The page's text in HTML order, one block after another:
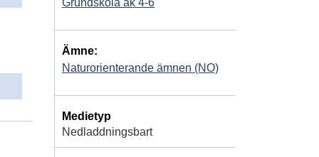
Ämne:
Naturorienterande ämnen (NO)
Medietyp
Nedladdningsbart